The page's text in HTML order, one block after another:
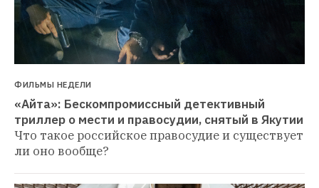
ФИЛЬМЫ НЕДЕЛИ
«Айта»: Бескомпромиссный детективный
триллер о мести и правосудии, снятый в Якутии
Что такое российское правосудие и существует
ли оно вообще?